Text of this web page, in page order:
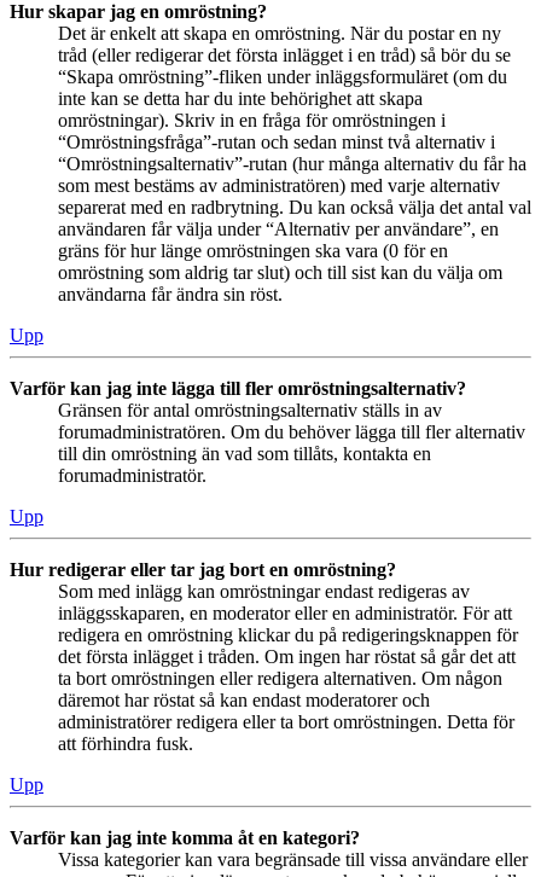
Hur skapar jag en omröstning?
Det är enkelt att skapa en omröstning. När du postar en ny
tråd (eller redigerar det första inlägget i en tråd) så bör du se
“Skapa omröstning”-fliken under inläggsformuläret (om du
inte kan se detta har du inte behörighet att skapa
omröstningar). Skriv in en fråga för omröstningen i
“Omröstningsfråga”-rutan och sedan minst två alternativ i
“Omröstningsalternativ”-rutan (hur många alternativ du får ha
som mest bestäms av administratören) med varje alternativ
separerat med en radbrytning. Du kan också välja det antal val
användaren får välja under “Alternativ per användare”, en
gräns för hur länge omröstningen ska vara (0 för en
omröstning som aldrig tar slut) och till sist kan du välja om
användarna får ändra sin röst.
Upp
Varför kan jag inte lägga till fler omröstningsalternativ?
Gränsen för antal omröstningsalternativ ställs in av
forumadministratören. Om du behöver lägga till fler alternativ
till din omröstning än vad som tillåts, kontakta en
forumadministratör.
Upp
Hur redigerar eller tar jag bort en omröstning?
Som med inlägg kan omröstningar endast redigeras av
inläggsskaparen, en moderator eller en administratör. För att
redigera en omröstning klickar du på redigeringsknappen för
det första inlägget i tråden. Om ingen har röstat så går det att
ta bort omröstningen eller redigera alternativen. Om någon
däremot har röstat så kan endast moderatorer och
administratörer redigera eller ta bort omröstningen. Detta för
att förhindra fusk.
Upp
Varför kan jag inte komma åt en kategori?
Vissa kategorier kan vara begränsade till vissa användare eller